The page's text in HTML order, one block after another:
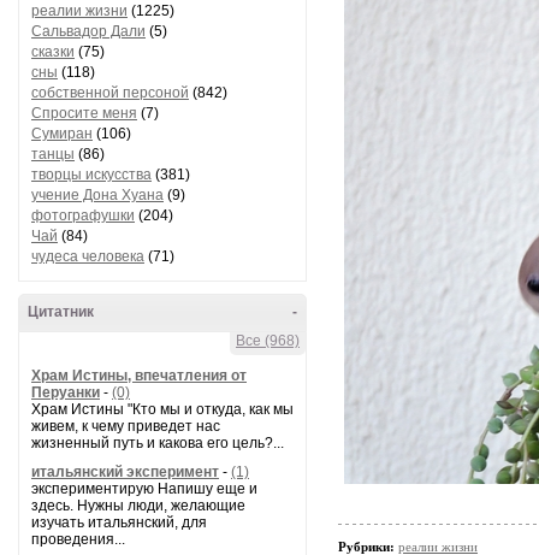
реалии жизни (1225)
Сальвадор Дали (5)
сказки (75)
сны (118)
собственной персоной (842)
Спросите меня (7)
Сумиран (106)
танцы (86)
творцы искусства (381)
учение Дона Хуана (9)
фотографушки (204)
Чай (84)
чудеса человека (71)
-
Цитатник
Все (968)
Храм Истины, впечатления от
Перуанки - (0)
Храм Истины "Кто мы и откуда, как мы
живем, к чему приведет нас
жизненный путь и какова его цель?...
итальянский эксперимент - (1)
экспериментирую Напишу еще и
здесь. Нужны люди, желающие
изучать итальянский, для
проведения...
Рубрики: реалии жизни